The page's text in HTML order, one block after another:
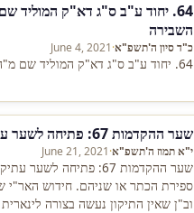
64. יחוד ע"ב ס"ג דא"ק
השבירה
כ"ד סיון ה'תשפ"א·
June 4, 2021
64. יחוד ע"ב ס"ג דא"ק המוליד שם מ"ה החדש המתקן השבירה
שער ההקדמות 67: פתיחה לשער עתיק
י"א תמוז ה'תשפ"א·
June 21, 2021
שער ההקדמות 67: פתיחה
ספירת הכתר או שניהם. חידוש האר"י
וב"ן שאין התיקון נעשה בצורה